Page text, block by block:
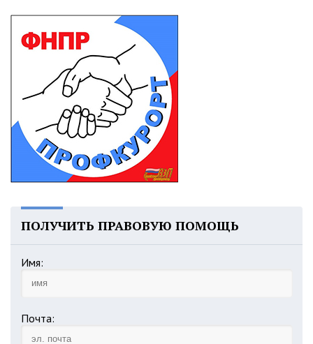
ПОЛУЧИТЬ ПРАВОВУЮ ПОМОЩЬ
Имя:
Почта: